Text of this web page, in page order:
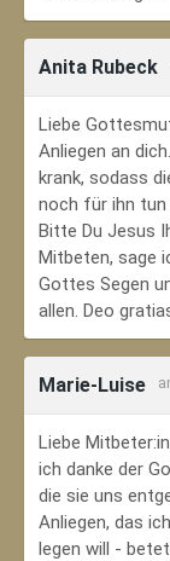
Anita Rubeck
Liebe
Anliegen an
krank, sodass
noch für ihn tun
Bitte Du Jesus
Mitbeten, sage
Gottes Segen
allen. Deo
Marie-Luise
Liebe
ich danke der
die sie uns
Anliegen, das
legen will -